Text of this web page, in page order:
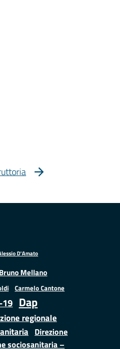
D'Amato
Bruno Mellano
Carmelo Cantone
19 Dap
regionale
Direzione
sociosanitaria –